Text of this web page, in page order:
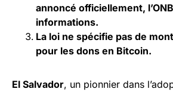
annoncé officiellement,
informations.
La loi ne spécifie pas de
pour les dons en Bitcoin.
El Salvador, un pionnier dans